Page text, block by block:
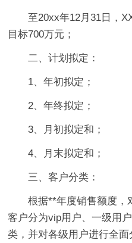
至20xx年12月31日，
目标700万元；
二、计划拟定：
1、年初拟定；
2、年终拟定；
3、月初拟定和；
4、月末拟定和；
三、客户分类：
根据**年度销售额度，
客户分为vip用户、一级用
类，并对各级用户进行全面